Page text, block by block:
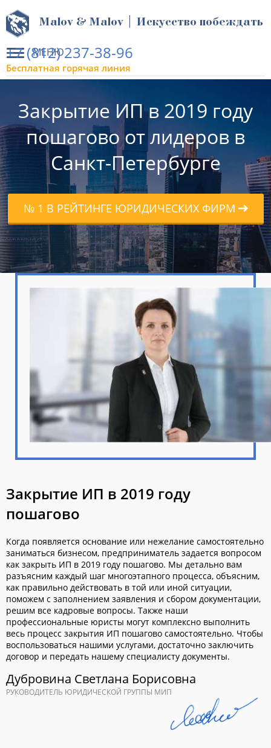
МЕНЮ
Malov & Malov | Искусство побеждать
+7 (812) 237-38-96
Бесплатная горячая линия
Закрытие ИП в 2019 году
пошагово от лидеров в
Санкт-Петербурге
№ 1 В РЕЙТИНГЕ ЮРИДИЧЕСКИХ ФИРМ
Закрытие ИП в 2019 году
пошагово
Когда появляется основание или нежелание самостоятельно
заниматься бизнесом, предприниматель задается вопросом
как закрыть ИП в 2019 году пошагово. Мы детально вам
разъясним каждый шаг многоэтапного процесса, объясним,
как правильно действовать в той или иной ситуации,
поможем с заполнением заявления и сбором документации,
решим все кадровые вопросы. Также наши
профессиональные юристы могут комплексно выполнить
весь процесс закрытия ИП пошагово самостоятельно. Чтобы
воспользоваться нашими услугами, достаточно заключить
договор и передать нашему специалисту документы.
Дубровина Светлана Борисовна
РУКОВОДИТЕЛЬ ЮРИДИЧЕСКОЙ ГРУППЫ МИП